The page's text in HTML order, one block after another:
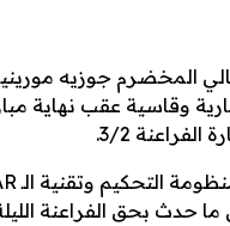
المخضرم جوزيه
وقاسية عقب نهاية
ما حدث بحق الفراعنة